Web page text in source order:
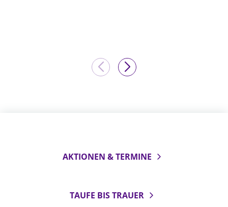
AKTIONEN & TERMINE
TAUFE BIS TRAUER